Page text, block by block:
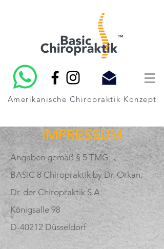
Amerikanische Chiropraktik Konzept
IMPRESSUM
Angaben gemäß § 5 TMG:
BASIC 8 Chiropraktik by Dr. Orkan,
Dr. der Chiropraktik S.A
Königsalle 98
D-40212 Düsseldorf